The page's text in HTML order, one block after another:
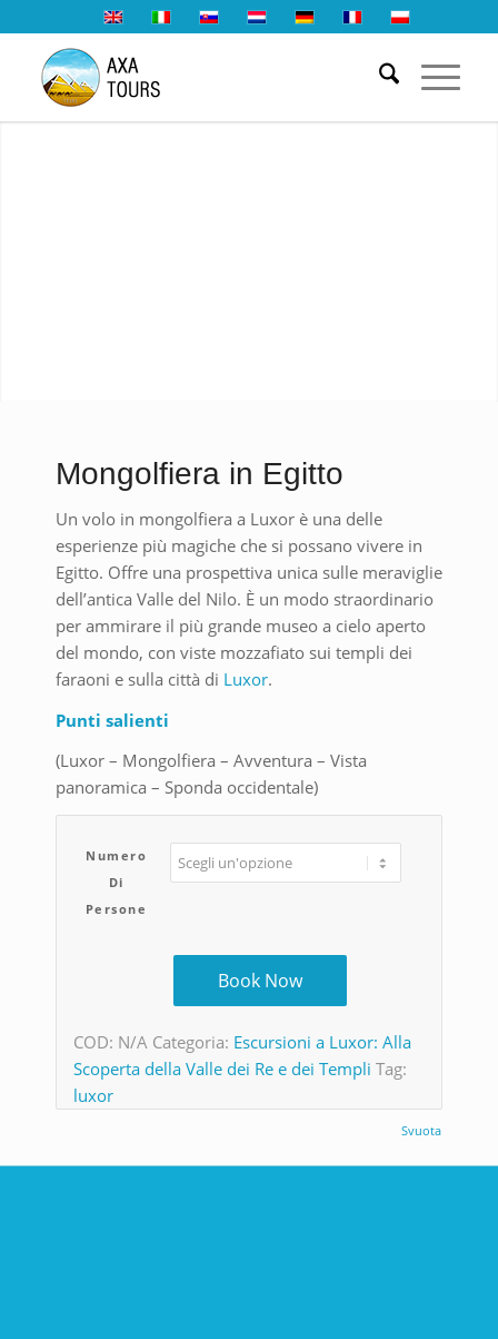
Mongolfiera in Egitto
Un volo in mongolfiera a Luxor è una delle
esperienze più magiche che si possano vivere in
Egitto. Offre una prospettiva unica sulle meraviglie
dell’antica Valle del Nilo. È un modo straordinario
per ammirare il più grande museo a cielo aperto
del mondo, con viste mozzafiato sui templi dei
faraoni e sulla città di Luxor.
Punti salienti
(Luxor – Mongolfiera – Avventura – Vista
panoramica – Sponda occidentale)
Numero
Di
Persone
Svuota
Book Now
COD: N/A Categoria: Escursioni a Luxor: Alla
Scoperta della Valle dei Re e dei Templi Tag:
luxor